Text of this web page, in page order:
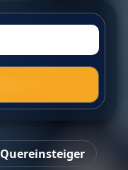
Quereinsteiger